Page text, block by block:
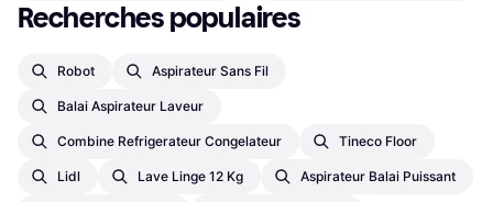
Recherches populaires
Robot Aspirateur Sans Fil
Balai Aspirateur Laveur
Combine Refrigerateur Congelateur Tineco Floor
Lidl Lave Linge 12 Kg Aspirateur Balai Puissant